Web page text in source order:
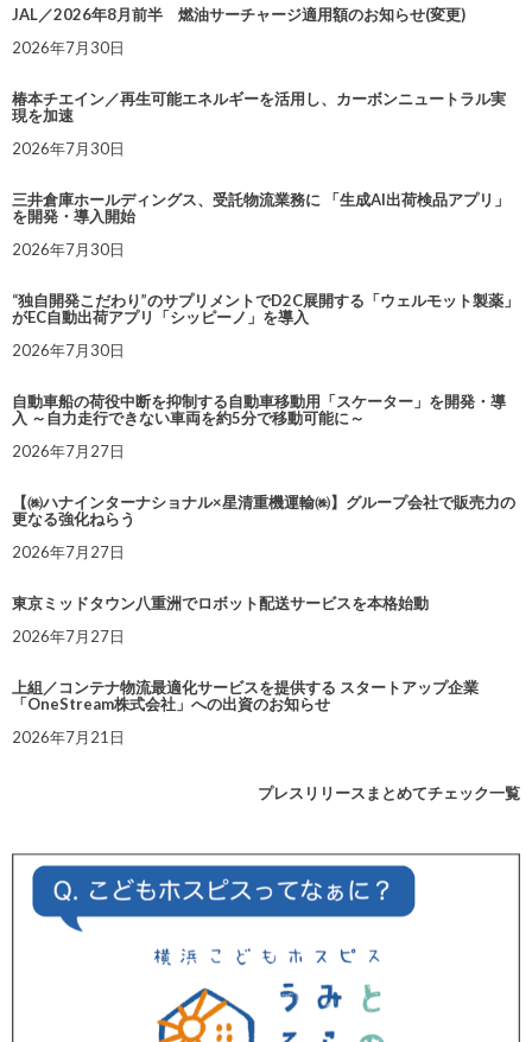
JAL／2026年8月前半 燃油サーチャージ適用額のお知らせ(変更)
2026年7月30日
椿本チエイン／再生可能エネルギーを活用し、カーボンニュートラル実
現を加速
2026年7月30日
三井倉庫ホールディングス、受託物流業務に 「生成AI出荷検品アプリ」
を開発・導入開始
2026年7月30日
“独自開発こだわり”のサプリメントでD2C展開する「ウェルモット製薬」
がEC自動出荷アプリ「シッピーノ」を導入
2026年7月30日
自動車船の荷役中断を抑制する自動車移動用「スケーター」を開発・導
入 ～自力走行できない車両を約5分で移動可能に～
2026年7月27日
【㈱ハナインターナショナル×星清重機運輸㈱】グループ会社で販売力の
更なる強化ねらう
2026年7月27日
東京ミッドタウン八重洲でロボット配送サービスを本格始動
2026年7月27日
上組／コンテナ物流最適化サービスを提供する スタートアップ企業
「OneStream株式会社」への出資のお知らせ
2026年7月21日
プレスリリースまとめてチェック一覧